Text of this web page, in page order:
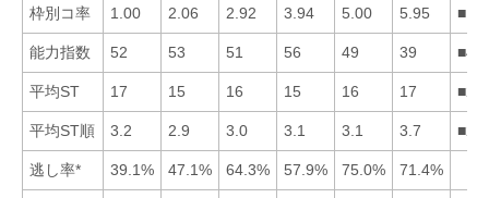
枠別コ率 1.00 2.06 2.92 3.94 5.00 5.95
能力指数 52 53 51 56 49 39
平均ST 17 15 16 15 16 17
平均ST順 3.2 2.9 3.0 3.1 3.1 3.7
逃し率* 39.1% 47.1% 64.3% 57.9% 75.0% 71.4%